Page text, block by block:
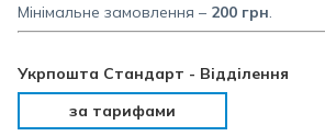
Мінімальне замовлення – 200 грн
Укрпошта Стандарт - Відділення
за тарифами